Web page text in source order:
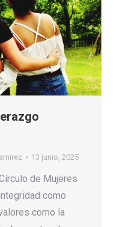
13 junio, 2025
de Mujeres
como
como la